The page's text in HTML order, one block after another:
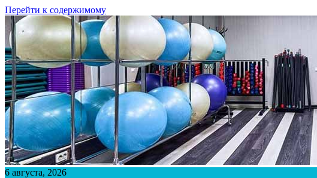
Перейти к содержимому
6 августа, 2026